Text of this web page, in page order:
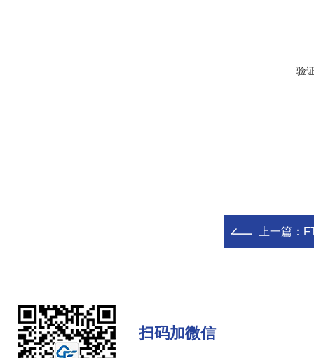
验
上一篇：
扫码加微信